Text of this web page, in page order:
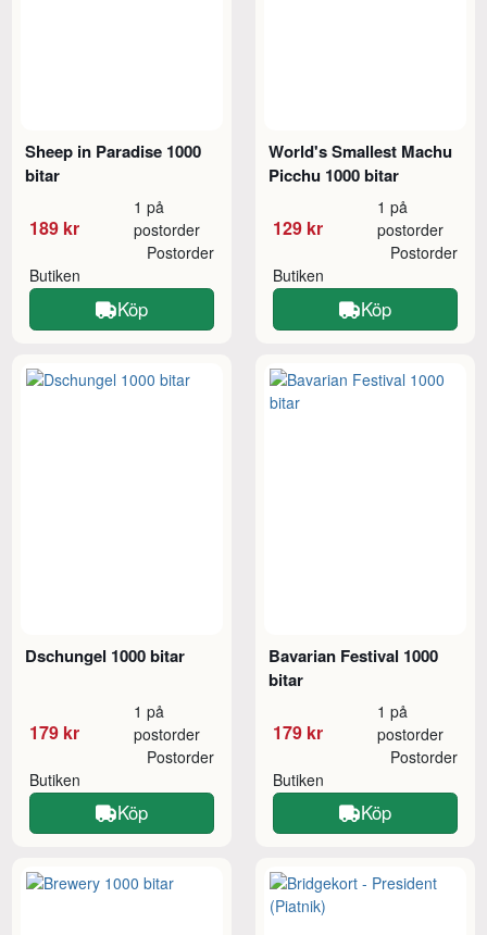
Sheep in Paradise 1000
bitar
189 kr
1 på
postorder
Butiken
Postorder
Köp
World's Smallest Machu
Picchu 1000 bitar
129 kr
1 på
postorder
Butiken
Postorder
Köp
Dschungel 1000 bitar
179 kr
1 på
postorder
Butiken
Postorder
Köp
Bavarian Festival 1000
bitar
179 kr
1 på
postorder
Butiken
Postorder
Köp